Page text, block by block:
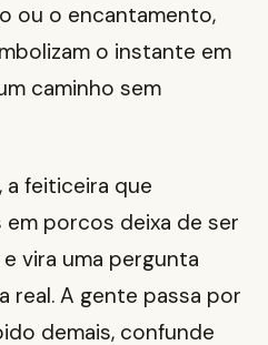
ou o encantamento,
o instante em
caminho sem
a feiticeira que
porcos deixa de ser
vira uma pergunta
real. A gente passa por
demais, confunde